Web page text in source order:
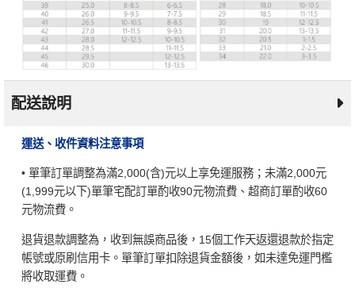
配送說明
運送、收件資料注意事項
• 單筆訂單調整為滿2,000(含)元以上享免運服務；未滿2,000元
(1,999元以下)單筆宅配訂單酌收90元物流費、超商訂單酌收60
元物流費。
退貨退款調整為，收到無誤商品後，15個工作天返還退款於指定
帳號或原刷信用卡。單筆訂單扣除退貨金額後，如未達免運門檻
將收取運費。